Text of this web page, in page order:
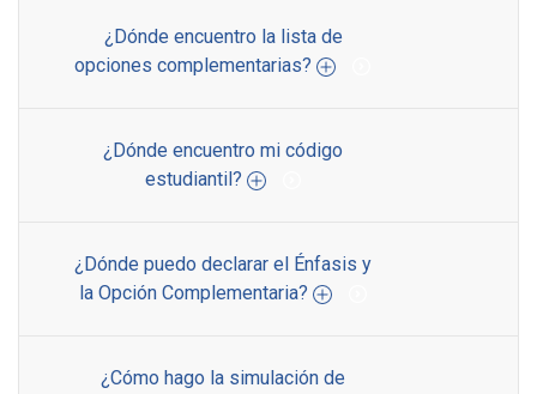
¿Dónde encuentro la lista de
opciones complementarias?
¿Dónde encuentro mi código
estudiantil?
¿Dónde puedo declarar el Énfasis y
la Opción Complementaria?
¿Cómo hago la simulación de